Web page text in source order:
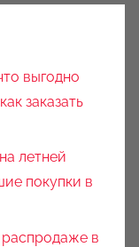
выгодно
заказать
летней
покупки в
распродаже в